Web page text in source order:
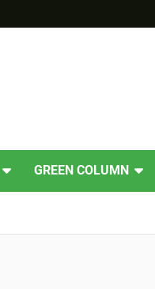
GREEN COLUMN